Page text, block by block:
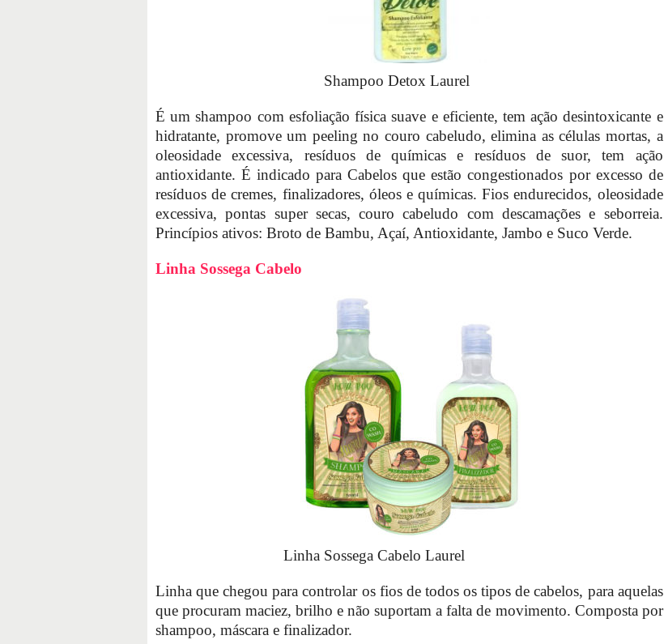
Shampoo Detox Laurel
É um shampoo com esfoliação física suave e eficiente, tem ação desintoxicante e
hidratante, promove um peeling no couro cabeludo, elimina as células mortas, a
oleosidade excessiva, resíduos de químicas e resíduos de suor, tem ação
antioxidante. É indicado para Cabelos que estão congestionados por excesso de
resíduos de cremes, finalizadores, óleos e químicas. Fios endurecidos, oleosidade
excessiva, pontas super secas, couro cabeludo com descamações e seborreia.
Princípios ativos: Broto de Bambu, Açaí, Antioxidante, Jambo e Suco Verde.
Linha Sossega Cabelo
Linha Sossega Cabelo Laurel
Linha que chegou para controlar os fios de todos os tipos de cabelos, para aquelas
que procuram maciez, brilho e não suportam a falta de movimento. Composta por
shampoo, máscara e finalizador.